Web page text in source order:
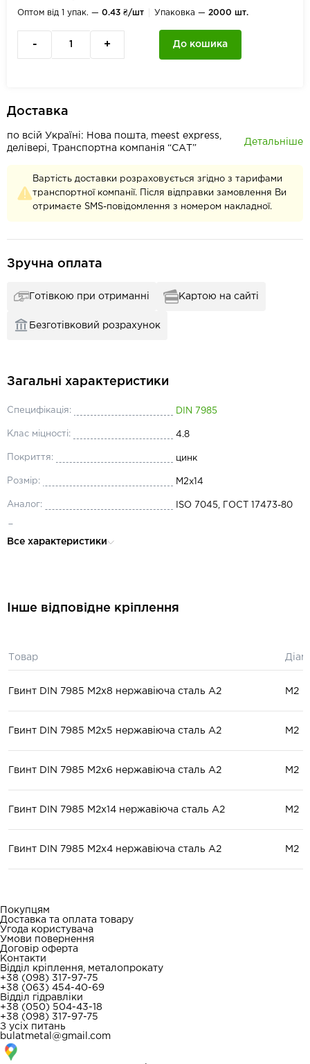
Оптом від 1 упак. — 0.43 ₴/шт Упаковка — 2000 шт.
- + До кошика
Доставка
по всій Україні: Нова пошта, meest express,
делівері, Транспортна компанія “САТ”
Детальніше
Вартість доставки розраховується згідно з тарифами
транспортної компанії. Після відправки замовлення Ви
отримаєте SMS-повідомлення з номером накладної.
Зручна оплата
Готівкою при отриманні Картою на сайті
Безготівковий розрахунок
Загальні характеристики
Специфікація: DIN 7985
Клас міцності: 4.8
Покриття: цинк
Розмір: М2x14
Аналог: ISO 7045, ГОСТ 17473-80
Все характеристики
Інше відповідне кріплення
Товар
Гвинт DIN 7985 М2x8 нержавіюча сталь А2 М2
Гвинт DIN 7985 М2x5 нержавіюча сталь А2 М2
Гвинт DIN 7985 М2x6 нержавіюча сталь А2 М2
Гвинт DIN 7985 М2x14 нержавіюча сталь А2 М2
Гвинт DIN 7985 М2x4 нержавіюча сталь А2 М2
Покупцям
Доставка та оплата товару
Угода користувача
Умови повернення
Договір оферта
Контакти
Відділ кріплення, металопрокату
+38 (098) 317-97-75
+38 (063) 454-40-69
Відділ гідравліки
+38 (050) 504-43-18
+38 (098) 317-97-75
З усіх питань
bulatmetal@gmail.com